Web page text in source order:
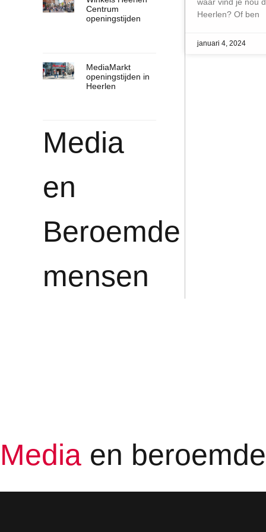
Centrum
openingstijden
MediaMarkt
openingstijden in
Heerlen
Media
en
Beroemde
mensen
waar vind je nou
Heerlen? Of ben
januari 4, 2024
Media en